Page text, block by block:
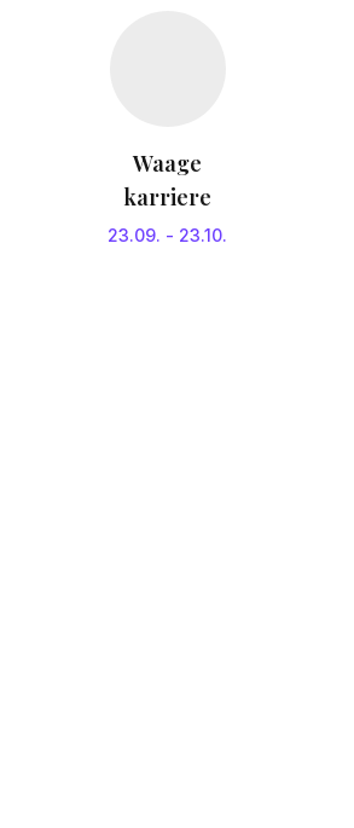
Waage
karriere
23.09. - 23.10.